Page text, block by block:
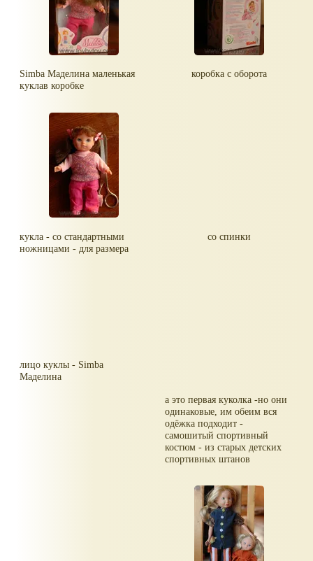
Simba Маделина маленькая
куклав коробке
коробка с оборота
кукла - со стандартными
ножницами - для размера
со спинки
лицо куклы - Simba
Маделина
а это первая куколка -но они
одинаковые, им обеим вся
одёжка подходит -
самошитый спортивный
костюм - из старых детских
спортивных штанов